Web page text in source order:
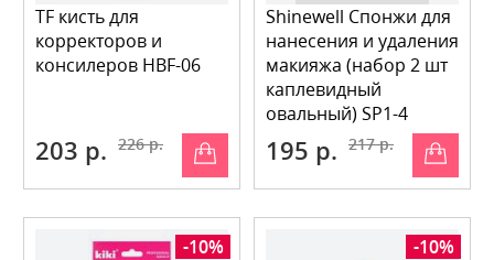
TF кисть для
корректоров и
консилеров HBF-06
203 р. 226 р.
Shinewell Спонжи для
нанесения и удаления
макияжа (набор 2 шт
каплевидный
овальный) SP1-4
195 р. 217 р.
-10% -10%